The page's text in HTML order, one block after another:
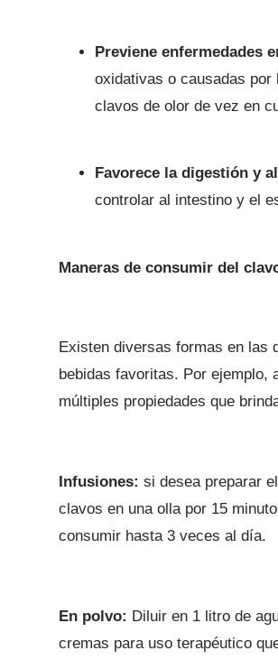
Previene enfermedades
oxidativas o causadas
clavos de olor de vez en
Favorece la digestión y
controlar al intestino y el
Maneras de consumir del
Existen diversas formas en las
bebidas favoritas. Por ejemplo,
múltiples propiedades que
Infusiones: si desea preparar
clavos en una olla por 15
consumir hasta 3 veces al día.
En polvo: Diluir en 1 litro de
cremas para uso terapéutico